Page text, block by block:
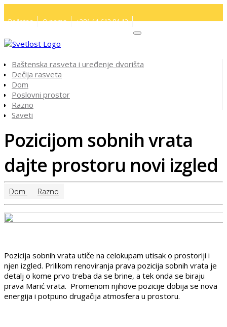
Početna O nama +381 11 613 84 12
Baštenska rasveta i uređenje dvorišta
Dečija rasveta
Dom
Poslovni prostor
Razno
Saveti
Pozicijom sobnih vrata
dajte prostoru novi izgled
Dom Razno
Pozicija sobnih vrata utiče na celokupam utisak o prostoriji i
njen izgled. Prilikom renoviranja prava pozicija sobnih vrata je
detalj o kome prvo treba da se brine, a tek onda se biraju
prava Marić vrata. Promenom njihove pozicije dobija se nova
energija i potpuno drugačija atmosfera u prostoru.